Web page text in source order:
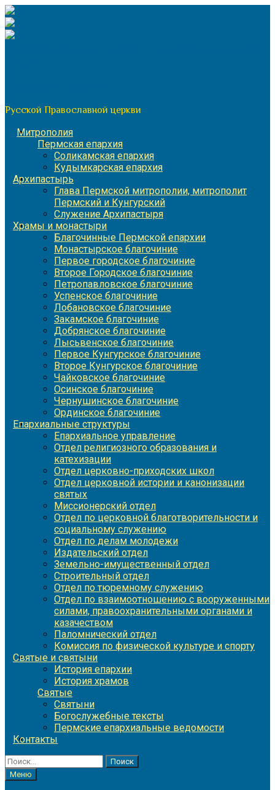
Перейти
к
содержимому
Русской Православной церкви
Митрополия
Пермская епархия
Соликамская епархия
Кудымкарская епархия
Архипастырь
Глава Пермской митрополии, митрополит
Пермский и Кунгурский
Служение Архипастыря
Храмы и монастыри
Благочинные Пермской епархии
Монастырское благочиние
Первое городское благочиние
Второе Городское благочиние
Петропавловское благочиние
Успенское благочиние
Лобановское благочиние
Закамское благочиние
Добрянское благочиние
Лысьвенское благочиние
Первое Кунгурское благочиние
Второе Кунгурское благочиние
Чайковское благочиние
Осинское благочиние
Чернушинское благочиние
Ординское благочиние
Епархиальные структуры
Епархиальное управление
Отдел религиозного образования и
катехизации
Отдел церковно-приходских школ
Отдел церковной истории и канонизации
святых
Миссионерский отдел
Отдел по церковной благотворительности и
социальному служению
Отдел по делам молодежи
Издательский отдел
Земельно-имущественный отдел
Строительный отдел
Отдел по тюремному служению
Отдел по взаимоотношению с вооруженными
силами, правоохранительными органами и
казачеством
Паломнический отдел
Комиссия по физической культуре и спорту
Святые и святыни
История епархии
История храмов
Святые
Святыни
Богослужебные тексты
Пермские епархиальные ведомости
Контакты
Найти:
Меню